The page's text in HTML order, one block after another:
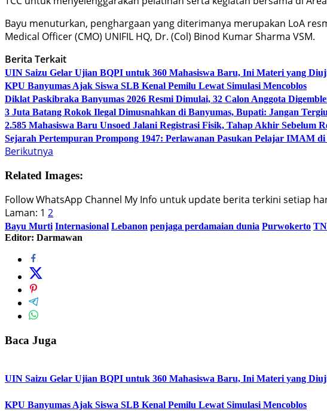
Bayu menuturkan, penghargaan yang diterimanya merupakan LoA
Medical Officer (CMO) UNIFIL HQ, Dr. (Col) Binod Kumar Sharma VSM.
Berita Terkait
UIN Saizu Gelar Ujian BQPI untuk 360 Mahasiswa Baru, Ini Materi yang
KPU Banyumas Ajak Siswa SLB Kenal Pemilu Lewat Simulasi Mencoblos
Diklat Paskibraka Banyumas 2026 Resmi Dimulai, 32 Calon Anggota
3 Juta Batang Rokok Ilegal Dimusnahkan di Banyumas, Bupati: Jangan
2.585 Mahasiswa Baru Unsoed Jalani Registrasi Fisik, Tahap Akhir Sebelum
Sejarah Pertempuran Prompong 1947: Perlawanan Pasukan Pelajar IMAM
Berikutnya
Related Images:
Follow WhatsApp Channel My Info untuk update berita terkini setiap
Laman: 1 2
Bayu Murti Internasional Lebanon penjaga perdamaian dunia Purwokerto
Editor: Darmawan
Baca Juga
UIN Saizu Gelar Ujian BQPI untuk 360 Mahasiswa Baru, Ini Materi yang
KPU Banyumas Ajak Siswa SLB Kenal Pemilu Lewat Simulasi Mencoblos